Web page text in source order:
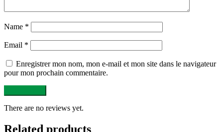
Name *
Email *
Enregistrer mon nom, mon e-mail et mon site dans le navigateur
pour mon prochain commentaire.
There are no reviews yet.
Related products